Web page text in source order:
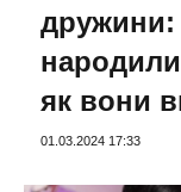
дружини:
як вони
01.03.2024 17:33